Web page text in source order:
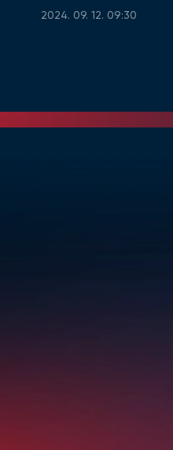
2024. 09. 12. 09:30